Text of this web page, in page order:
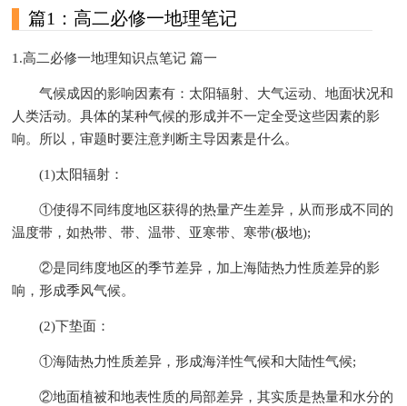
篇1：高二必修一地理笔记
1.高二必修一地理知识点笔记 篇一
气候成因的影响因素有：太阳辐射、大气运动、地面状况和
人类活动。具体的某种气候的形成并不一定全受这些因素的影
响。所以，审题时要注意判断主导因素是什么。
(1)太阳辐射：
①使得不同纬度地区获得的热量产生差异，从而形成不同的
温度带，如热带、带、温带、亚寒带、寒带(极地);
②是同纬度地区的季节差异，加上海陆热力性质差异的影
响，形成季风气候。
(2)下垫面：
①海陆热力性质差异，形成海洋性气候和大陆性气候;
②地面植被和地表性质的局部差异，其实质是热量和水分的